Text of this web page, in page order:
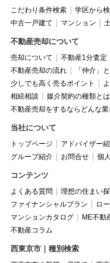
こだわり条件検索 学区から
中古一戸建て
マンション
不動産売却について
売却について 不動産1分査定
不動産売却の流れ
「仲介」
少しでも高く売るポイント
相続相談
媒介契約の種類とは
不動産売却をするならどんな業
当社について
トップページ アドバイザー
グループ紹介
お問合せ 個
コンテンツ
よくある質問 理想の住まい
ファイナンシャルプラン
ロ
マンションカタログ
ME不動
不動産コラム
西東京市｜種別検索